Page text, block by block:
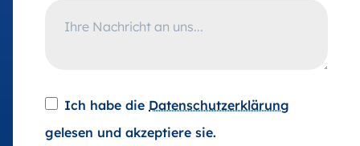
Ich habe die Datenschutzerklärung
gelesen und akzeptiere sie.